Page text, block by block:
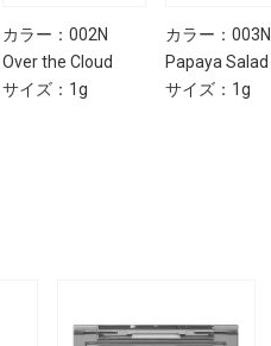
カラー：002N
Over the Cloud
サイズ：1g
カラー：003N
Papaya Salad
サイズ：1g